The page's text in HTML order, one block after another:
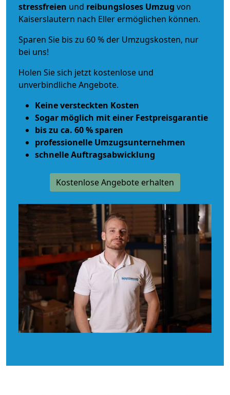
stressfreien und reibungsloses Umzug von
Kaiserslautern nach Eller ermöglichen können.
Sparen Sie bis zu 60 % der Umzugskosten, nur
bei uns!
Holen Sie sich jetzt kostenlose und
unverbindliche Angebote.
Keine versteckten Kosten
Sogar möglich mit einer Festpreisgarantie
bis zu ca. 60 % sparen
professionelle Umzugsunternehmen
schnelle Auftragsabwicklung
Kostenlose Angebote erhalten